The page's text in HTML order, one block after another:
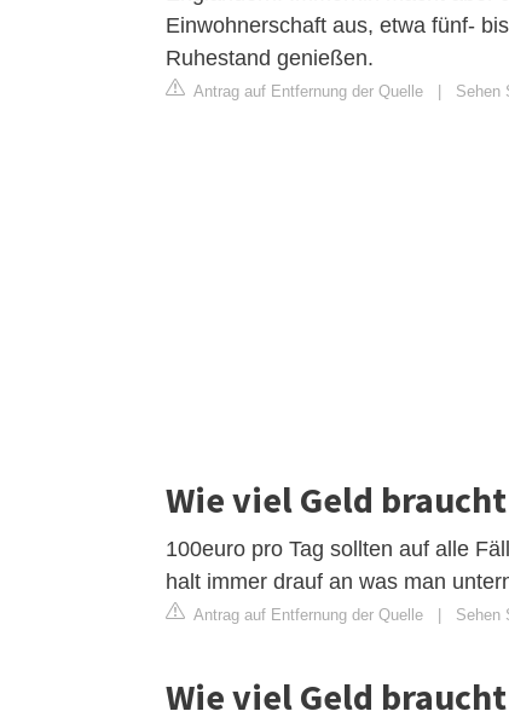
Einwohnerschaft aus, etwa fünf-
Ruhestand genießen.
Antrag auf Entfernung der Quelle Sehen
Wie viel Geld
100euro pro Tag sollten auf alle
halt immer drauf an was man
Antrag auf Entfernung der Quelle Sehen
Wie viel Geld